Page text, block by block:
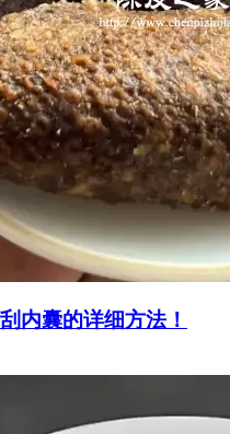
内囊的详细方法！